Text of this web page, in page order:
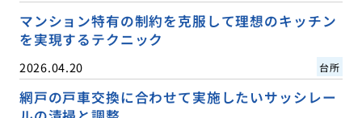
マンション特有の制約を克服して理想のキッチン
を実現するテクニック
2026.04.20 台所
網戸の戸車交換に合わせて実施したいサッシレー